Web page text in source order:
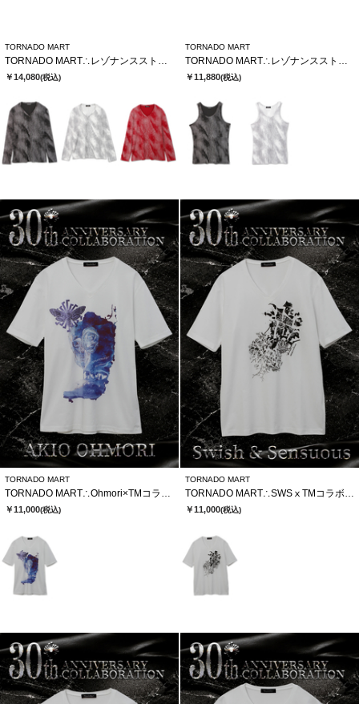
TORNADO MART
￥14,080(税込)
TORNADO MART
￥11,880(税込)
TORNADO MART
TORNADO MART∴Ohmori×TMコラボTシャツ
￥11,000(税込)
TORNADO MART
TORNADO MART∴SWSⅹTMコラボTシャツ
￥11,000(税込)